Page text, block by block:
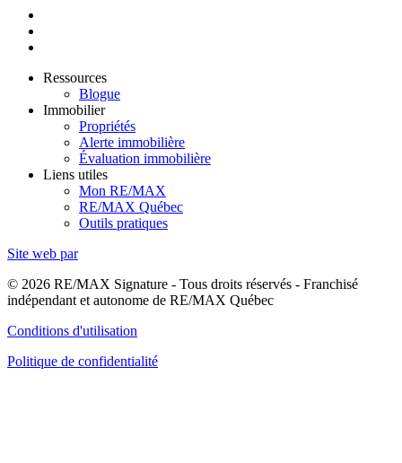
Ressources
Blogue
Immobilier
Propriétés
Alerte immobilière
Évaluation immobilière
Liens utiles
Mon RE/MAX
RE/MAX Québec
Outils pratiques
Site web par
© 2026 RE/MAX Signature - Tous droits réservés - Franchisé
indépendant et autonome de RE/MAX Québec
Conditions d'utilisation
Politique de confidentialité